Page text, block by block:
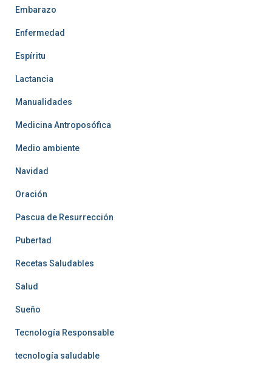
Embarazo
Enfermedad
Espíritu
Lactancia
Manualidades
Medicina Antroposófica
Medio ambiente
Navidad
Oración
Pascua de Resurrección
Pubertad
Recetas Saludables
Salud
Sueño
Tecnología Responsable
tecnología saludable